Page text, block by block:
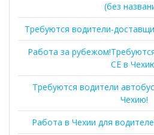
(без
Требуются водители-
Работа за
СЕ в
Требуются водители
Чехию!
Работа в Чехии для